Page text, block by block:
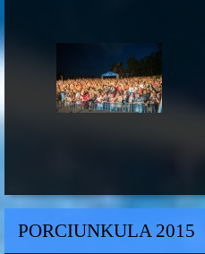
PORCIUNKULA 2015